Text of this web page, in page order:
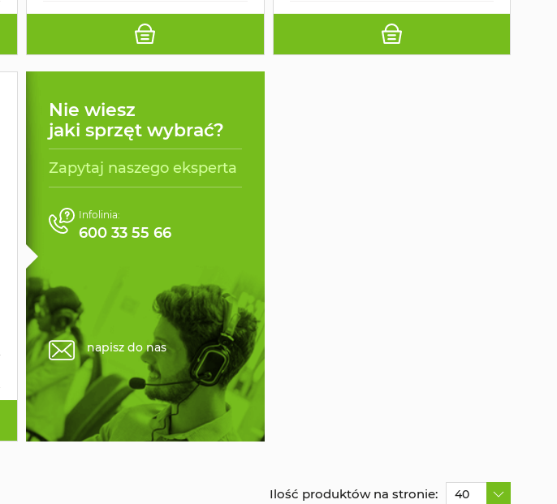
Nie wiesz
jaki sprzęt wybrać?
Zapytaj naszego eksperta
Infolinia:
600 33 55 66
napisz do nas
Ilość produktów na stronie: 40